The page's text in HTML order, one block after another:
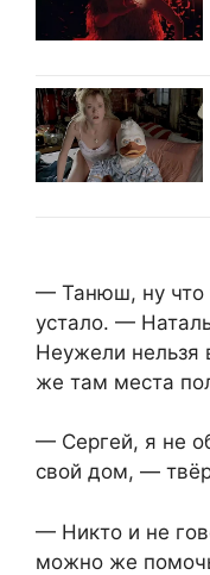
— Танюш, ну что
устало. —
Неужели нельзя
же там места
— Сергей, я не
свой дом, —
— Никто и не
можно же